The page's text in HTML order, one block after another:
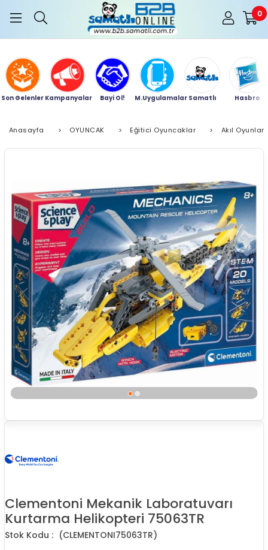
0
Son Gelenler Kampanyalar Bayi Ol! M.Uygulamalar Samatlı Hasbro
Anasayfa > OYUNCAK > Eğitici Oyuncaklar > Akıl Oyunları
Clementoni Mekanik Laboratuvarı
Kurtarma Helikopteri 75063TR
(CLEMENTONI75063TR)